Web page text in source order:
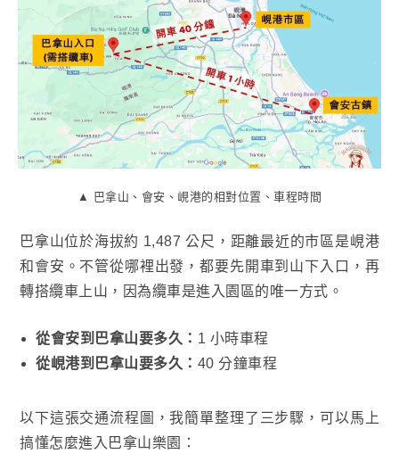
▲ 巴拿山、會安、峴港的相對位置、車程時間
巴拿山位於海拔約 1,487 公尺，距離最近的市區是峴港
和會安。不管從哪裡出發，都要先開車到山下入口，再
轉搭纜車上山，因為纜車是進入園區的唯一方式。
從會安到巴拿山要多久： 1 小時車程
從峴港到巴拿山要多久： 40 分鐘車程
以下這張交通流程圖，我簡單整理了三步驟，可以馬上
搞懂怎麼進入巴拿山樂園：